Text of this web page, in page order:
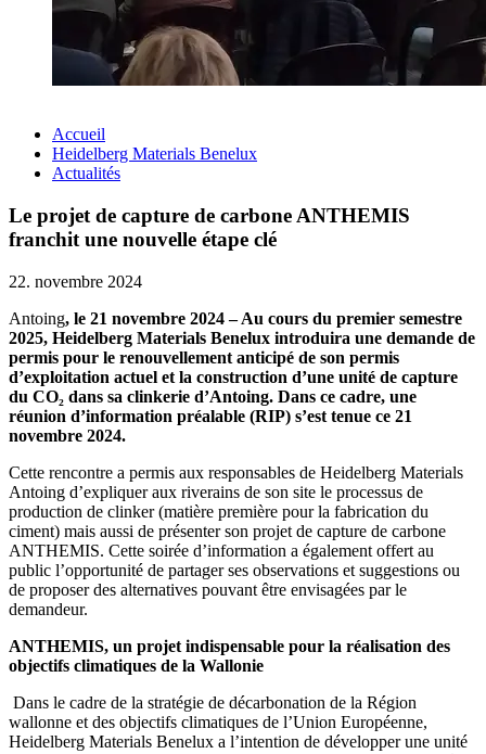
Accueil
Heidelberg Materials Benelux
Actualités
Le projet de capture de carbone ANTHEMIS
franchit une nouvelle étape clé
22. novembre 2024
Antoing, le 21 novembre 2024 – Au cours du premier semestre
2025, Heidelberg Materials Benelux introduira une demande de
permis pour le renouvellement anticipé de son permis
d’exploitation actuel et la construction d’une unité de capture
du CO₂ dans sa clinkerie d’Antoing. Dans ce cadre, une
réunion d’information préalable (RIP) s’est tenue ce 21
novembre 2024.
Cette rencontre a permis aux responsables de Heidelberg Materials
Antoing d’expliquer aux riverains de son site le processus de
production de clinker (matière première pour la fabrication du
ciment) mais aussi de présenter son projet de capture de carbone
ANTHEMIS. Cette soirée d’information a également offert au
public l’opportunité de partager ses observations et suggestions ou
de proposer des alternatives pouvant être envisagées par le
demandeur.
ANTHEMIS, un projet indispensable pour la réalisation des
objectifs climatiques de la Wallonie
Dans le cadre de la stratégie de décarbonation de la Région
wallonne et des objectifs climatiques de l’Union Européenne,
Heidelberg Materials Benelux a l’intention de développer une unité